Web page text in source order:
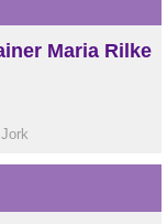
Maria Rilke
Rilke